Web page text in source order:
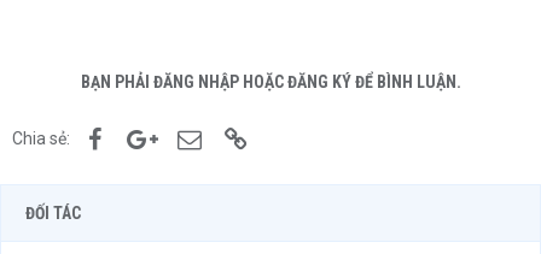
BẠN PHẢI ĐĂNG NHẬP HOẶC ĐĂNG KÝ ĐỂ BÌNH LUẬN.
Chia sẻ: FacebookGoogle+Email
ĐỐI TÁC